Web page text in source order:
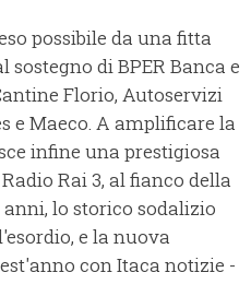
possibile da una fitta
di BPER Banca e
Florio, Autoservizi
e Maeco. A amplificare la
infine una prestigiosa
Rai 3, al fianco della
lo storico sodalizio
e la nuova
con Itaca notizie -